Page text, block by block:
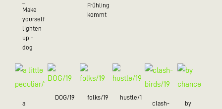
Make
yourself
lighten
up -
dog
Frühling
kommt
a
DOG/19 folks/19
hustle/19
clash-
by